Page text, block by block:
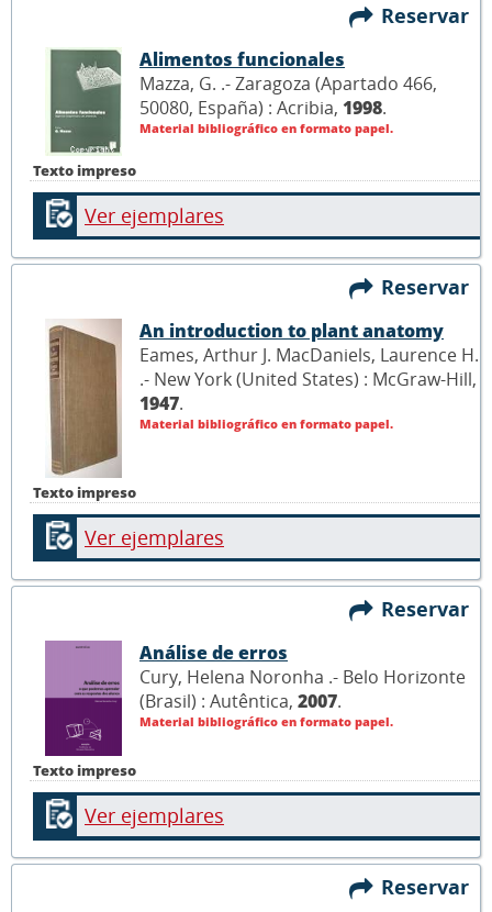
Reservar
Texto impreso
Alimentos funcionales
Mazza, G. .- Zaragoza (Apartado 466,
50080, España) : Acribia, 1998.
Material bibliográfico en formato papel.
Ver ejemplares
Reservar
Texto impreso
An introduction to plant anatomy
Eames, Arthur J. MacDaniels, Laurence H.
.- New York (United States) : McGraw-Hill,
1947.
Material bibliográfico en formato papel.
Ver ejemplares
Reservar
Texto impreso
Análise de erros
Cury, Helena Noronha .- Belo Horizonte
(Brasil) : Autêntica, 2007.
Material bibliográfico en formato papel.
Ver ejemplares
Reservar